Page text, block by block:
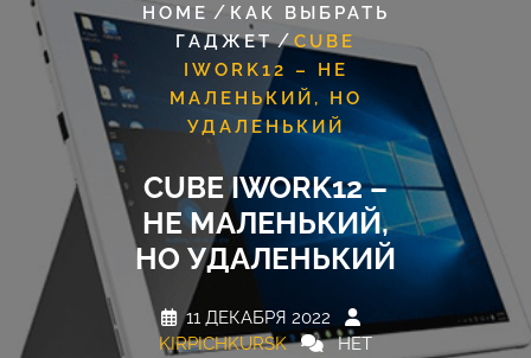
HOME / КАК ВЫБРАТЬ
ГАДЖЕТ/CUBE
IWORK12 – НЕ
МАЛЕНЬКИЙ, НО
УДАЛЕНЬКИЙ
CUBE IWORK12 –
НЕ МАЛЕНЬКИЙ,
НО УДАЛЕНЬКИЙ
11 ДЕКАБРЯ 2022
KIRPICHKURSK
НЕТ